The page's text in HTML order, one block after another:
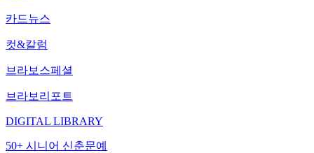
카드뉴스
컷&칼럼
브라보스페셜
브라보리포트
DIGITAL LIBRARY
50+ 시니어 신춘문예